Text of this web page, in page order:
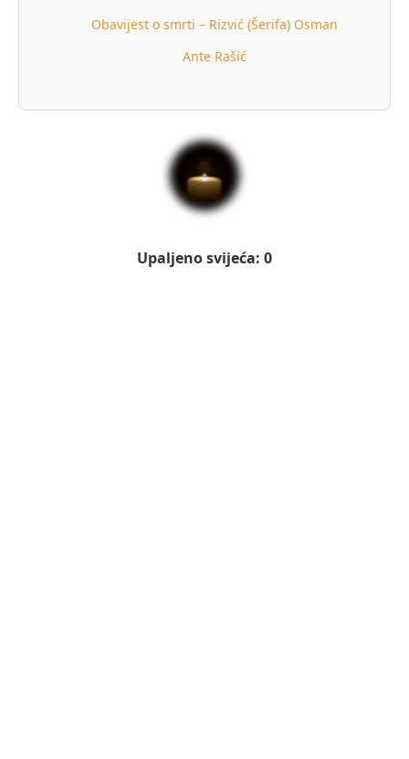
Obavijest o smrti – Rizvić (Šerifa) Osman
Ante Rašić
Upaljeno svijeća: 0